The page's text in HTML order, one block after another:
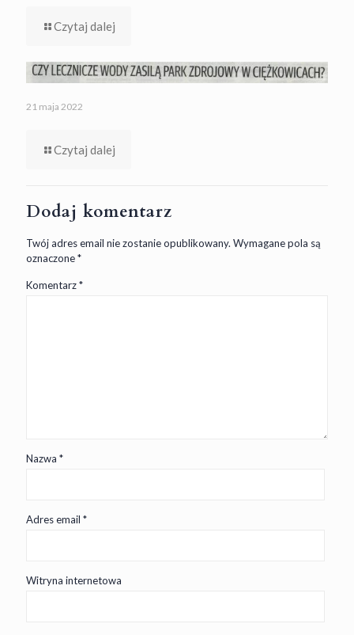
Czytaj dalej
21 maja 2022
Czytaj dalej
Dodaj komentarz
Twój adres email nie zostanie opublikowany. Wymagane pola są
oznaczone*
Komentarz*
Nazwa *
Adres email *
Witryna internetowa